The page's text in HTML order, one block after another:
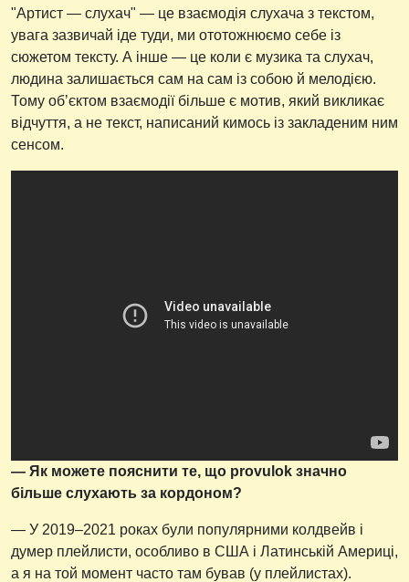
"Артист — слухач" — це взаємодія слухача з текстом,
увага зазвичай іде туди, ми ототожнюємо себе із
сюжетом тексту. А інше — це коли є музика та слухач,
людина залишається сам на сам із собою й мелодією.
Тому обʼєктом взаємодії більше є мотив, який викликає
відчуття, а не текст, написаний кимось із закладеним ним
сенсом.
— Як можете пояснити те, що provulok значно
більше слухають за кордоном?
— У 2019–2021 роках були популярними колдвейв і
думер плейлисти, особливо в США і Латинській Америці,
а я на той момент часто там бував (у плейлистах).